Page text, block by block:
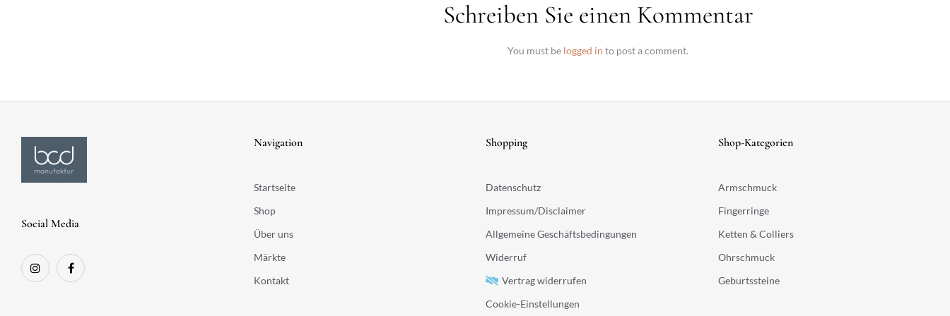
Schreiben Sie einen Kommentar
You must be logged in to post a comment.
Social Media
Navigation
Startseite
Shop
Über uns
Märkte
Kontakt
Shopping
Datenschutz
Impressum/Disclaimer
Allgemeine Geschäftsbedingungen
Widerruf
Vertrag widerrufen
Cookie-Einstellungen
Shop-Kategorien
Armschmuck
Fingerringe
Ketten & Colliers
Ohrschmuck
Geburtssteine